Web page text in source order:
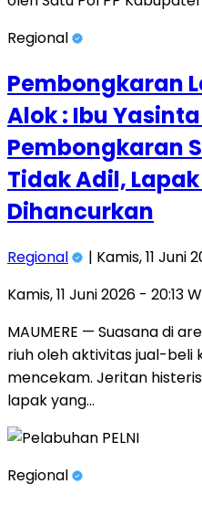
Regional
Pembongkaran
Alok : Ibu
Pembongkaran
Tidak Adil,
Dihancurkan
Regional
| Kamis, 11 Juni
Kamis, 11 Juni 2026 - 20:13
MAUMERE — Suasana di
riuh oleh aktivitas jual-beli
mencekam. Jeritan
lapak yang…
Regional